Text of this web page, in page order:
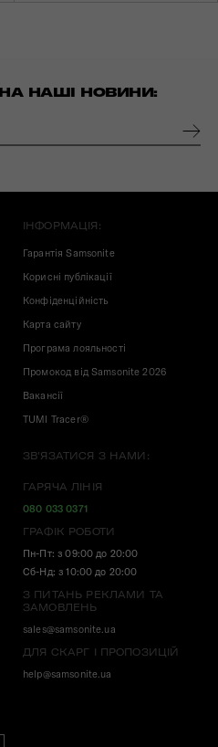
НАШІ НОВИНИ:
ІНФОРМАЦІЯ:
Гарантія Samsonite
Корисні публікації
Конфіденційність
Карта сайту
Програма лояльності
Промокод від Samsonite 2026
Вакансії
TUMI Tracer®
ЗВ'ЯЗАТИСЯ З НАМИ:
ГАРЯЧА ЛІНІЯ
080 033 0371
ГРАФІК РОБОТИ
Пн-Пт: з 09:00 до 20:00
Сб-Нд: з 10:00 до 20:00
З ПИТАНЬ РЕКЛАМИ ТА
ЗАМОВЛЕНЬ
sales@samsonite.ua
ДЛЯ СКАРГ І ПРОПОЗИЦІЙ
help@samsonite.ua